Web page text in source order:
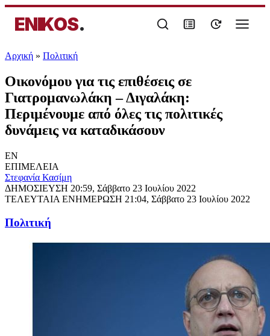
ENIKOS.
Αρχική » Πολιτική
Οικονόμου για τις επιθέσεις σε
Γιατρομανωλάκη – Διγαλάκη:
Περιμένουμε από όλες τις πολιτικές
δυνάμεις να καταδικάσουν
EN
ΕΠΙΜΕΛΕΙΑ
Στεφανία Κασίμη
ΔΗΜΟΣΙΕΥΣΗ 20:59, Σάββατο 23 Ιουλίου 2022
ΤΕΛΕΥΤΑΙΑ ΕΝΗΜΕΡΩΣΗ 21:04, Σάββατο 23 Ιουλίου 2022
Πολιτική